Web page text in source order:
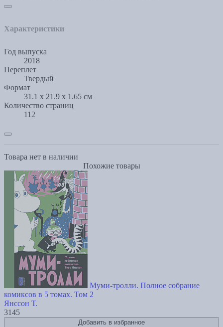
Характеристики
Год выпуска
2018
Переплет
Твердый
Формат
31.1 x 21.9 x 1.65 см
Количество страниц
112
Товара нет в наличии
Похожие товары
Муми-тролли. Полное собрание
комиксов в 5 томах. Том 2
Янссон Т.
3145
Добавить в избранное